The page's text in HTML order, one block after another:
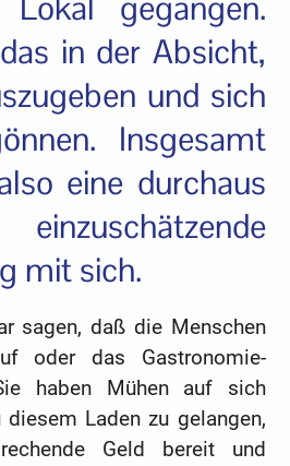
in der Absicht,
und sich
Insgesamt
eine durchaus
mit sich.
sagen, daß die Menschen
oder das Gastronomie-
haben Mühen auf sich
Laden zu gelangen,
Geld bereit und